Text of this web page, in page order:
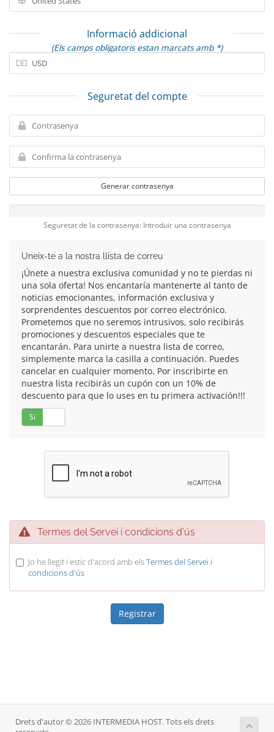
Informació addicional
(Els camps obligatoris estan marcats amb *)
Seguretat del compte
Generar contrasenya
Seguretat de la contrasenya: Introduir una contrasenya
Uneix-te a la nostra llista de correu
¡Únete a nuestra exclusiva comunidad y no te pierdas ni
una sola oferta! Nos encantaría mantenerte al tanto de
noticias emocionantes, información exclusiva y
sorprendentes descuentos por correo electrónico.
Prometemos que no seremos intrusivos, solo recibirás
promociones y descuentos especiales que te
encantarán. Para unirte a nuestra lista de correo,
simplemente marca la casilla a continuación. Puedes
cancelar en cualquier momento. Por inscribirte en
nuestra lista recibirás un cupón con un 10% de
descuento para que lo uses en tu primera activación!!!
Si
Termes del Servei i condicions d'ús
Jo he llegit i estic d'acord amb elsTermes del Servei i
condicions d'ús
Drets d'autor © 2026 INTERMEDIA HOST. Tots els drets